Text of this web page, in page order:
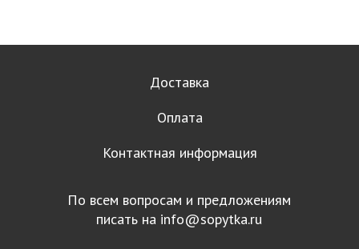
Доставка
Оплата
Контактная информация
По всем вопросам и предложениям
писать на info@sopytka.ru